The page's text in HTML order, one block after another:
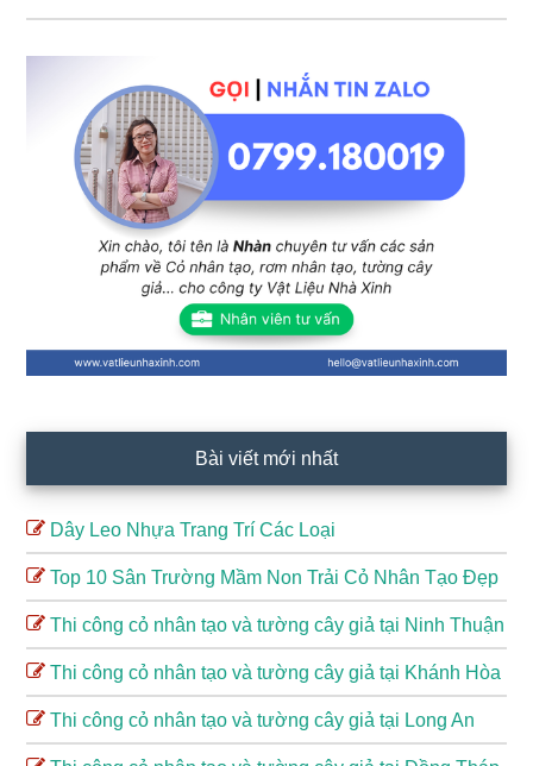
chính
Bài viết mới nhất
Dây Leo Nhựa Trang Trí Các Loại
Top 10 Sân Trường Mầm Non Trải Cỏ Nhân Tạo Đẹp
Thi công cỏ nhân tạo và tường cây giả tại Ninh Thuận
Thi công cỏ nhân tạo và tường cây giả tại Khánh Hòa
Thi công cỏ nhân tạo và tường cây giả tại Long An